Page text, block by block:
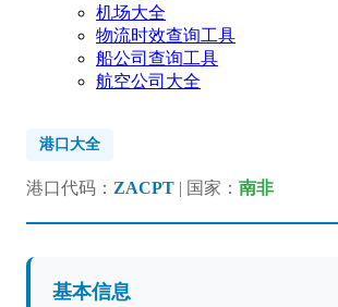
机场大全
物流时效查询工具
船公司查询工具
航空公司大全
港口大全
港口代码： ZACPT | 国家： 南非
基本信息